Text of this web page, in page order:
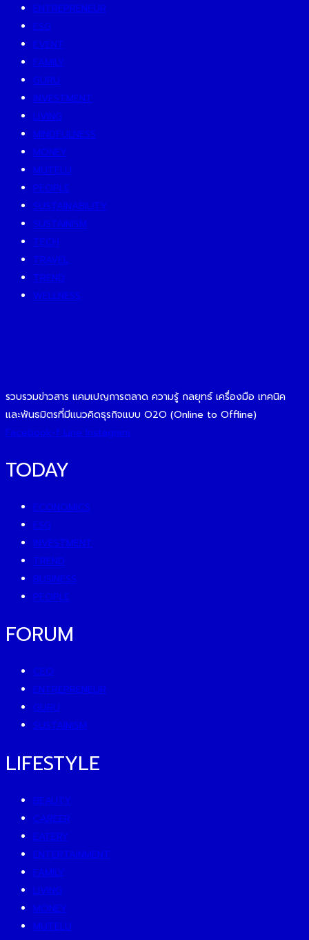
ENTREPRENEUR
ESG
EVENT
FAMILY
GURU
INVESTMENT
LIVING
MINDFULNESS
MONEY
MUTELU
PEOPLE
SUSTAINABILITY
SUSTAINISM
TECH
TRAVEL
TREND
WELLNESS
รวบรวมข่าวสาร แคมเปญการตลาด ความรู้ กลยุทธ์ เครื่องมือ เทคนิค
และพันธมิตรที่มีแนวคิดธุรกิจแบบ O2O (Online to Offline)
Facebook-f Line Instagram
TODAY
ECONOMICS
ESG
INVESTMENT
TREND
BUSINESS
PEOPLE
FORUM
CEO
ENTREPRENEUR
GURU
SUSTAINISM
LIFESTYLE
BEAUTY
CAREER
EATERY
ENTERTAINMENT
FAMILY
LIVING
MONEY
MUTELU